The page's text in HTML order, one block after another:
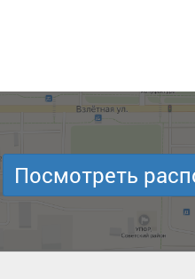
Посмотреть